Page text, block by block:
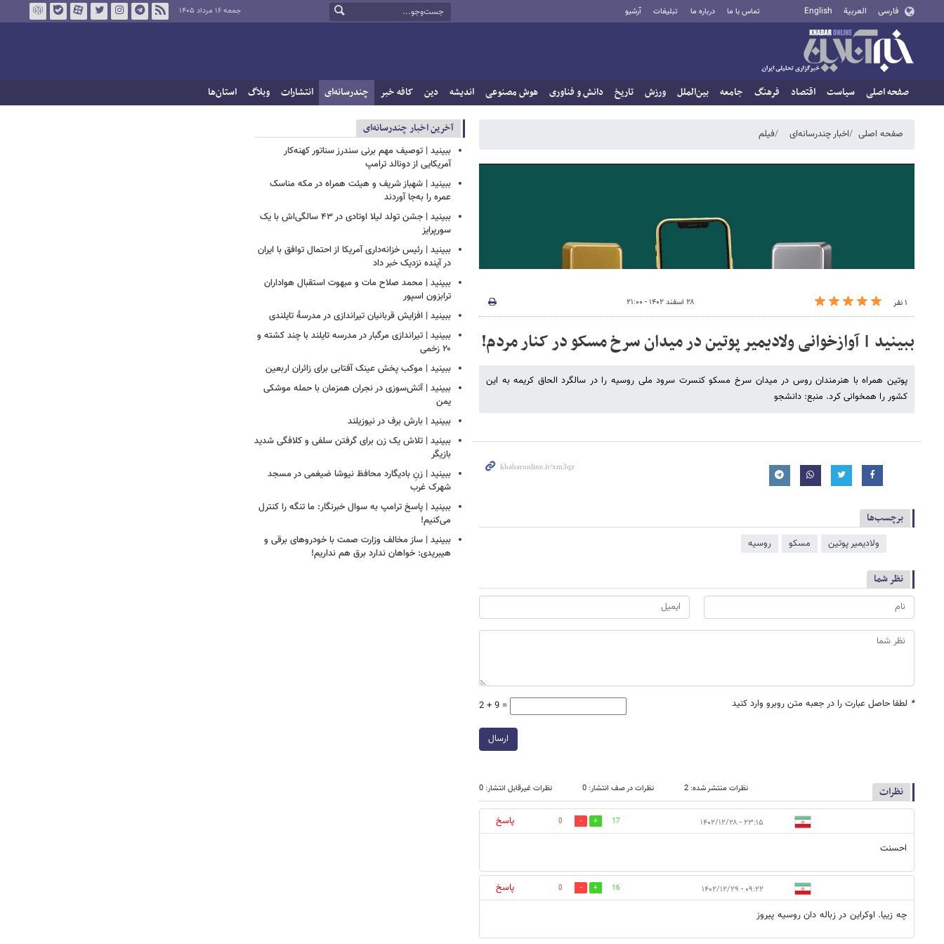
فارسی العربية English تماس با ما درباره ما تبلیغات آرشیو جمعه ۱۶ مرداد ۱۴۰۵
صفحه اصلی سیاست اقتصاد فرهنگ جامعه بین‌الملل ورزش تاریخ دانش و فناوری هوش مصنوعی اندیشه دین کافه خبر چندرسانه‌ای انتشارات وبلاگ استان‌ها
صفحه اصلی اخبار چندرسانه‌ای فیلم
۱ نفر ۲۸ اسفند ۱۴۰۲ - ۲۱:۰۰
ببینید | آوازخوانی ولادیمیر پوتین در میدان سرخ مسکو در کنار مردم!
پوتین همراه با هنرمندان روس در میدان سرخ مسکو کنسرت سرود ملی روسیه را در سالگرد الحاق کریمه به این
کشور را همخوانی کرد. منبع: دانشجو
برچسب‌ها
ولادیمیر پوتین مسکو روسیه
نظر شما
* لطفا حاصل عبارت را در جعبه متن روبرو وارد کنید 2 + 9 =
ارسال
نظرات نظرات منتشر شده: 2 نظرات در صف انتشار: 0 نظرات غیرقابل انتشار: 0
۲۳:۱۵ - ۱۴۰۲/۱۲/۲۸ 17
0
پاسخ
احسنت
۰۹:۲۲ - ۱۴۰۲/۱۲/۲۹ 16
0
پاسخ
چه زییا. اوکراین در زباله دان روسیه پیروز
آخرین اخبار چندرسانه‌ای
ببینید | توصیف مهم برنی سندرز سناتور کهنه‌کار
آمریکایی از دونالد ترامپ
ببینید | شهباز شریف و هیئت همراه در مکه مناسک
عمره را به‌جا آوردند
ببینید | جشن تولد لیلا اوتادی در ۴۳ سالگی‌اش با یک
سورپرایز
ببینید | رئیس خزانه‌داری آمریکا از احتمال توافق با ایران
در آینده نزدیک خبر داد
ببینید | محمد صلاح مات و مبهوت استقبال هواداران
ترابزون اسپور
ببینید | افزایش قربانیان تیراندازی در مدرسۀ تایلندی
ببینید | تیراندازی مرگبار در مدرسه‌ تایلند با چند کشته و
۲۰ زخمی
ببینید | موکب پخش عینک آفتابی برای زائران اربعین
ببینید | آتش‌سوزی در نجران همزمان با حمله موشکی
یمن
ببینید | بارش برف در نیوزیلند
ببینید | تلاش یک زن برای گرفتن سلفی و کلافگی شدید
بازیگر
ببینید | زنِ بادیگارد محافظ نیوشا ضیغمی در مسجد
شهرک غرب
ببینید | پاسخ ترامپ به سوال خبرنگار: ما تنگه را کنترل
می‌کنیم!
ببینید | ساز مخالف وزارت صمت با خودروهای برقی و
هیبریدی: خواهان ندارد برق هم نداریم!